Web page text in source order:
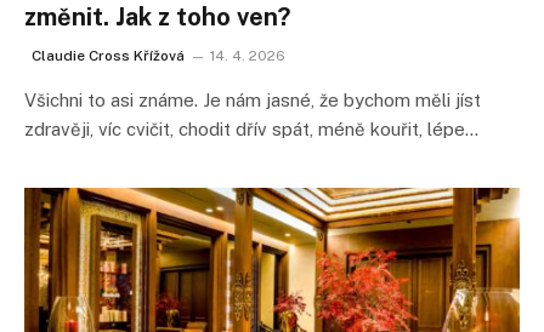
změnit. Jak z toho ven?
Claudie Cross Křížová 14. 4. 2026
Všichni to asi známe. Je nám jasné, že bychom měli jíst
zdravěji, víc cvičit, chodit dřív spát, méně kouřit, lépe…